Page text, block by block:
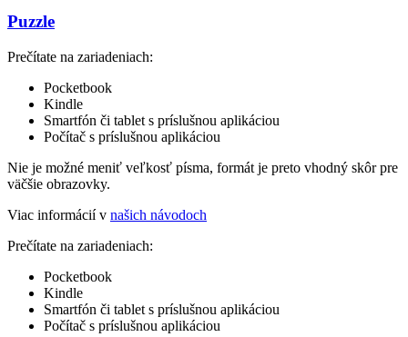
Puzzle
Prečítate na zariadeniach:
Pocketbook
Kindle
Smartfón či tablet s príslušnou aplikáciou
Počítač s príslušnou aplikáciou
Nie je možné meniť veľkosť písma, formát je preto vhodný skôr pre
väčšie obrazovky.
Viac informácií v našich návodoch
Prečítate na zariadeniach:
Pocketbook
Kindle
Smartfón či tablet s príslušnou aplikáciou
Počítač s príslušnou aplikáciou